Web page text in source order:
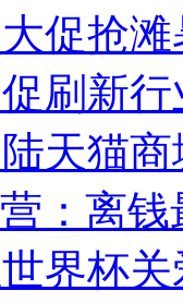
促抢
刷新
天猫
：离
界杯